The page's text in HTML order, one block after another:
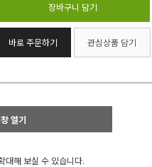
장바구니 담기
바로 주문하기 관심상품 담기
열기
대해 보실 수 있습니다.